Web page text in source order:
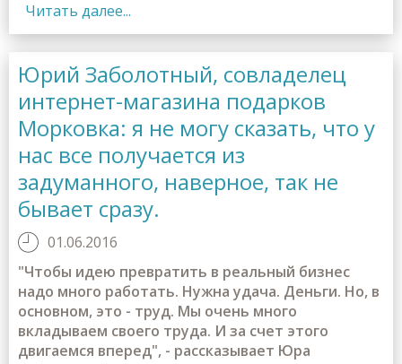
Читать далее...
Юрий Заболотный, совладелец
интернет-магазина подарков
Морковка: я не могу сказать, что у
нас все получается из
задуманного, наверное, так не
бывает сразу.
01.06.2016
"Чтобы идею превратить в реальный бизнес
надо много работать. Нужна удача. Деньги. Но, в
основном, это - труд. Мы очень много
вкладываем своего труда. И за счет этого
двигаемся вперед", - рассказывает Юра